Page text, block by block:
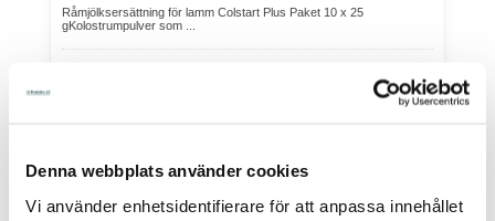
Denna webbplats använder cookies
Vi använder enhetsidentifierare för att anpassa innehållet
Råmjölksersättning för lamm Colstart Plus Paket 10 x 25
gKolostrumpulver som ...